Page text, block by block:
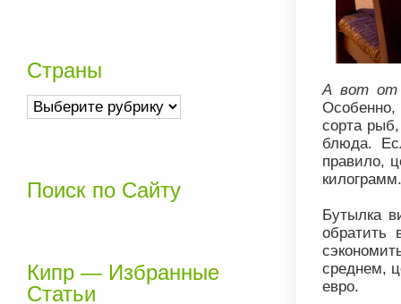
А вот от
сорта
блюда.
правило,
килограмм.
Бутылка
обратить
среднем,
евро.
Страны
Страны
Поиск по Сайту
Кипр — Избранные
Статьи